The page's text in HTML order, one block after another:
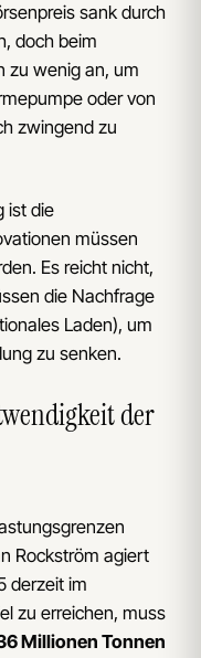
sank durch
doch beim
zu wenig an, um
oder von
zwingend zu
ist die
müssen
Es reicht nicht,
die Nachfrage
Laden), um
zu senken.
der
Rockström agiert
derzeit im
zu erreichen, muss
Millionen Tonnen